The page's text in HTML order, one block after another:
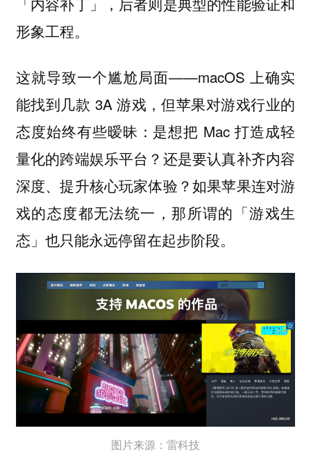
形象工程。
这就导致一个尴尬局面——macOS 上确实
能找到几款 3A 游戏，但苹果对游戏行业的
态度始终有些暧昧：是想把 Mac 打造成轻
量化的跨端娱乐平台？还是要认真补齐内容
深度、提升核心玩家体验？如果苹果连对游
戏的态度都无法统一，那所谓的「游戏生
态」也只能永远停留在起步阶段。
图片来源：雷科技